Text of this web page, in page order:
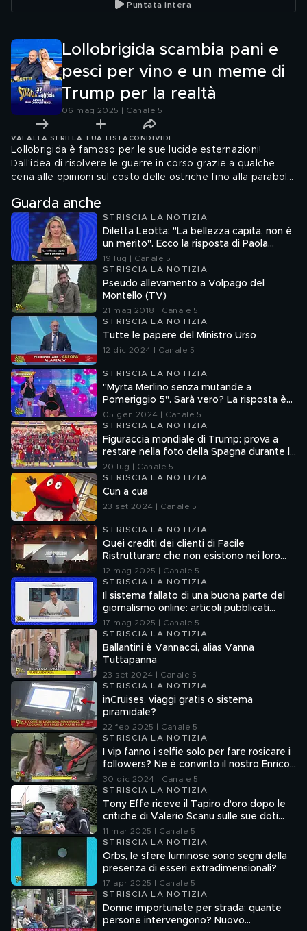
Puntata intera
Lollobrigida scambia pani e
pesci per vino e un meme di
Trump per la realtà
06 mag 2025 | Canale 5
VAI ALLA SERIE LA TUA LISTA CONDIVIDI
Lollobrigida è famoso per le sue lucide esternazioni!
Dall'idea di risolvere le guerre in corso grazie a qualche
cena alle opinioni sul costo delle ostriche fino alla parabola
dell'Agricoltura ci ha regalato un'ennesima perla di
saggezza, una presa di posizione decisa dopo che Trump
ha pubblicato una sua immagine vestito da Papa...
Guarda anche
STRISCIA LA NOTIZIA
Diletta Leotta: "La bellezza capita, non è
un merito". Ecco la risposta di Paola
Ferrari
19 lug | Canale 5
STRISCIA LA NOTIZIA
Pseudo allevamento a Volpago del
Montello (TV)
21 mag 2018 | Canale 5
STRISCIA LA NOTIZIA
Tutte le papere del Ministro Urso
12 dic 2024 | Canale 5
STRISCIA LA NOTIZIA
"Myrta Merlino senza mutande a
Pomeriggio 5". Sarà vero? La risposta è
nel fuorionda
05 gen 2024 | Canale 5
STRISCIA LA NOTIZIA
Figuraccia mondiale di Trump: prova a
restare nella foto della Spagna durante la
premiazione
20 lug | Canale 5
STRISCIA LA NOTIZIA
Cun a cua
23 set 2024 | Canale 5
STRISCIA LA NOTIZIA
Quei crediti dei clienti di Facile
Ristrutturare che non esistono nei loro
sistemi informatici
12 mag 2025 | Canale 5
STRISCIA LA NOTIZIA
Il sistema fallato di una buona parte del
giornalismo online: articoli pubblicati
senza la verifica delle fonti
17 mag 2025 | Canale 5
STRISCIA LA NOTIZIA
Ballantini è Vannacci, alias Vanna
Tuttapanna
23 set 2024 | Canale 5
STRISCIA LA NOTIZIA
inCruises, viaggi gratis o sistema
piramidale?
22 feb 2025 | Canale 5
STRISCIA LA NOTIZIA
I vip fanno i selfie solo per fare rosicare i
followers? Ne è convinto il nostro Enrico
Lucci
30 dic 2024 | Canale 5
STRISCIA LA NOTIZIA
Tony Effe riceve il Tapiro d'oro dopo le
critiche di Valerio Scanu sulle sue doti
canore
11 mar 2025 | Canale 5
STRISCIA LA NOTIZIA
Orbs, le sfere luminose sono segni della
presenza di esseri extradimensionali?
17 apr 2025 | Canale 5
STRISCIA LA NOTIZIA
Donne importunate per strada: quante
persone intervengono? Nuovo